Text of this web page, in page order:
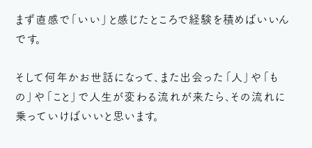
まず直感で「いい」と感じたところで経験を積めばいいん
です。
そして何年かお世話になって、また出会った「人」や「も
の」や「こと」で人生が変わる流れが来たら、その流れに
乗っていけばいいと思います。